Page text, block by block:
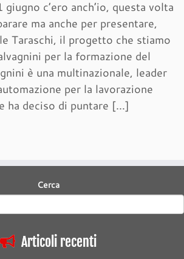
giugno c’ero anch’io, questa volta
ma anche per presentare,
Taraschi, il progetto che stiamo
per la formazione del
è una multinazionale, leader
per la lavorazione
ha deciso di puntare […]
Cerca
Articoli recenti